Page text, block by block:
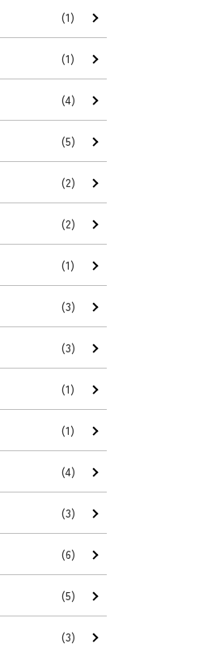
(1)
(1)
(4)
(5)
(2)
(2)
(1)
(3)
(3)
(1)
(1)
(4)
(3)
(6)
(5)
(3)